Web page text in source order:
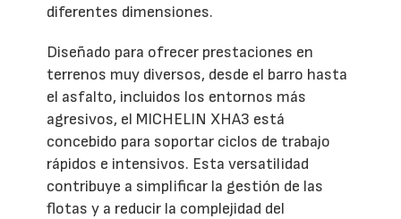
diferentes dimensiones.
Diseñado para ofrecer prestaciones en
terrenos muy diversos, desde el barro hasta
el asfalto, incluidos los entornos más
agresivos, el MICHELIN XHA3 está
concebido para soportar ciclos de trabajo
rápidos e intensivos. Esta versatilidad
contribuye a simplificar la gestión de las
flotas y a reducir la complejidad del